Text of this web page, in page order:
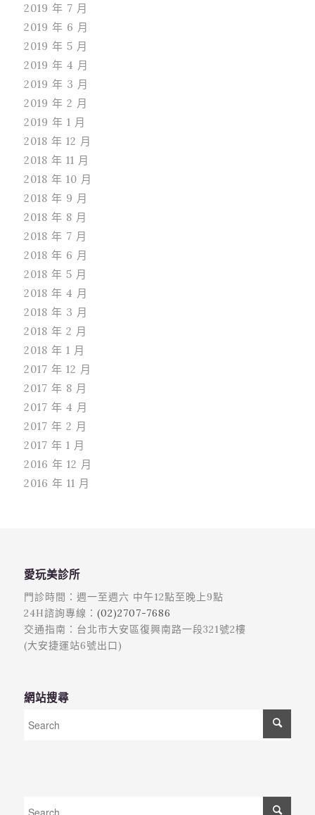
2019 年 7 月
2019 年 6 月
2019 年 5 月
2019 年 4 月
2019 年 3 月
2019 年 2 月
2019 年 1 月
2018 年 12 月
2018 年 11 月
2018 年 10 月
2018 年 9 月
2018 年 8 月
2018 年 7 月
2018 年 6 月
2018 年 5 月
2018 年 4 月
2018 年 3 月
2018 年 2 月
2018 年 1 月
2017 年 12 月
2017 年 8 月
2017 年 4 月
2017 年 2 月
2017 年 1 月
2016 年 12 月
2016 年 11 月
愛玩美診所
門診時間：週一至週六 中午12點至晚上9點
24H諮詢專線： (02)2707-7686
交通指南：台北市大安區復興南路一段321號2樓
(大安捷運站6號出口)
網站搜尋